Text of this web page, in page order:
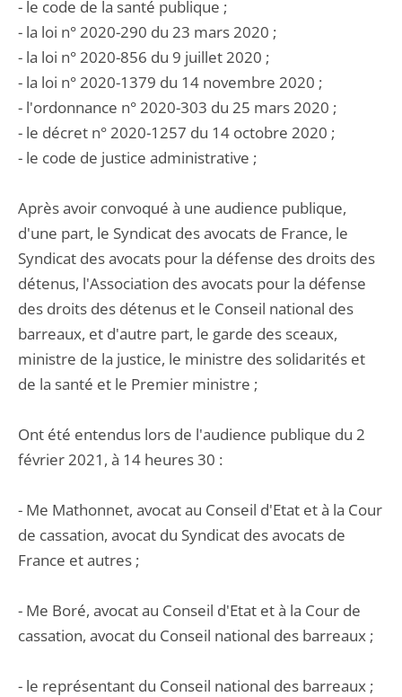
- le code de la santé publique ;
- la loi n° 2020-290 du 23 mars 2020 ;
- la loi n° 2020-856 du 9 juillet 2020 ;
- la loi n° 2020-1379 du 14 novembre 2020 ;
- l'ordonnance n° 2020-303 du 25 mars 2020 ;
- le décret n° 2020-1257 du 14 octobre 2020 ;
- le code de justice administrative ;
Après avoir convoqué à une audience publique,
d'une part, le Syndicat des avocats de France, le
Syndicat des avocats pour la défense des droits des
détenus, l'Association des avocats pour la défense
des droits des détenus et le Conseil national des
barreaux, et d'autre part, le garde des sceaux,
ministre de la justice, le ministre des solidarités et
de la santé et le Premier ministre ;
Ont été entendus lors de l'audience publique du 2
février 2021, à 14 heures 30 :
- Me Mathonnet, avocat au Conseil d'Etat et à la Cour
de cassation, avocat du Syndicat des avocats de
France et autres ;
- Me Boré, avocat au Conseil d'Etat et à la Cour de
cassation, avocat du Conseil national des barreaux ;
- le représentant du Conseil national des barreaux ;